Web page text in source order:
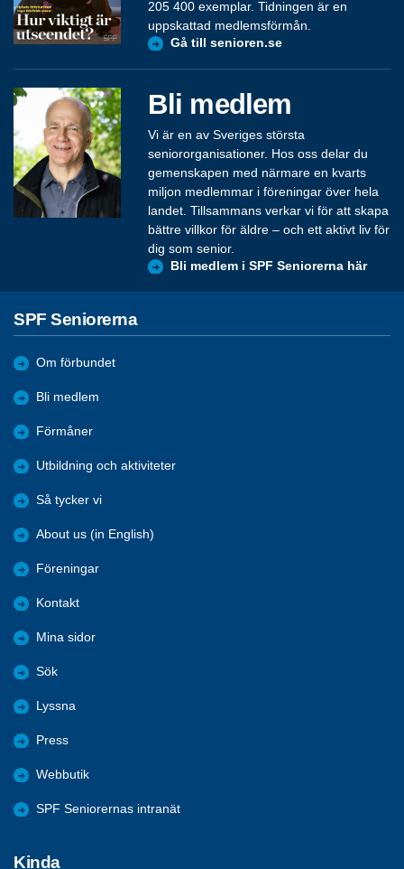
205 400 exemplar. Tidningen är en
uppskattad medlemsförmån.
Gå till senioren.se
Bli medlem
Vi är en av Sveriges största
seniororganisationer. Hos oss delar du
gemenskapen med närmare en kvarts
miljon medlemmar i föreningar över hela
landet. Tillsammans verkar vi för att skapa
bättre villkor för äldre – och ett aktivt liv för
dig som senior.
Bli medlem i SPF Seniorerna här
SPF Seniorerna
Om förbundet
Bli medlem
Förmåner
Utbildning och aktiviteter
Så tycker vi
About us (in English)
Föreningar
Kontakt
Mina sidor
Sök
Lyssna
Press
Webbutik
SPF Seniorernas intranät
Kinda